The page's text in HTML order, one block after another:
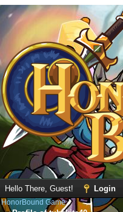
Hello There, Guest! Login
HonorBound Game